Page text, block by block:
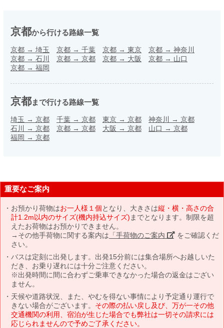
京都から行ける路線一覧
京都 → 埼玉 京都 → 千葉 京都 → 東京 京都 → 神奈川
京都 → 石川 京都 → 京都 京都 → 大阪 京都 → 山口
京都 → 福岡
京都まで行ける路線一覧
埼玉 → 京都 千葉 → 京都 東京 → 京都 神奈川 → 京都
石川 → 京都 京都 → 京都 大阪 → 京都 山口 → 京都
福岡 → 京都
重要なご案内
お預かり荷物はお一人様１個となり、大きさは縦・横・高さの合
計1.2m以内のサイズ(機内持込サイズ) までとなります。制限を超
えたお荷物はお預かりできません。
→その他手荷物に関する案内は 「手荷物のご案内」 をご確認くだ
さい。
バスは定刻に出発します。出発15分前には集合場所へお越しいた
だき、お乗り遅れには十分ご注意ください。
※出発時間に間に合わずご乗車できなかった場合の返金はござい
ません。
天候や道路状況、また、やむを得ない事情により予定通り運行で
きない場合がございます。 その際の払い戻し及び、万が一その他
交通機関の利用、宿泊が生じた場合でも弊社は一切その請求には
応じられませんので予めご了承ください。